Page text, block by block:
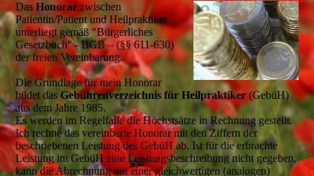
DasHonorarzwischen
Patientin/Patient und Heilpraktiker
unterliegt gemäß "Bürgerliches
Gesetzbuch" - BGB – (§§ 611-630)
der freien Vereinbarung.
Die Grundlage für mein Honorar
bildet dasGebührenverzeichnis für Heilpraktiker (GebüH)
aus dem Jahre 1985.
Es werden im Regelfalle die Höchstsätze in Rechnung gestellt.
Ich rechne das vereinbarte Honorar mit den Ziffern der
beschriebenen Leistung des GebüH ab. Ist für die erbrachte
Leistung im GebüH eine Leistungsbeschreibung nicht gegeben,
kann die Abrechnung mit einer gleichwertigen (analogen)